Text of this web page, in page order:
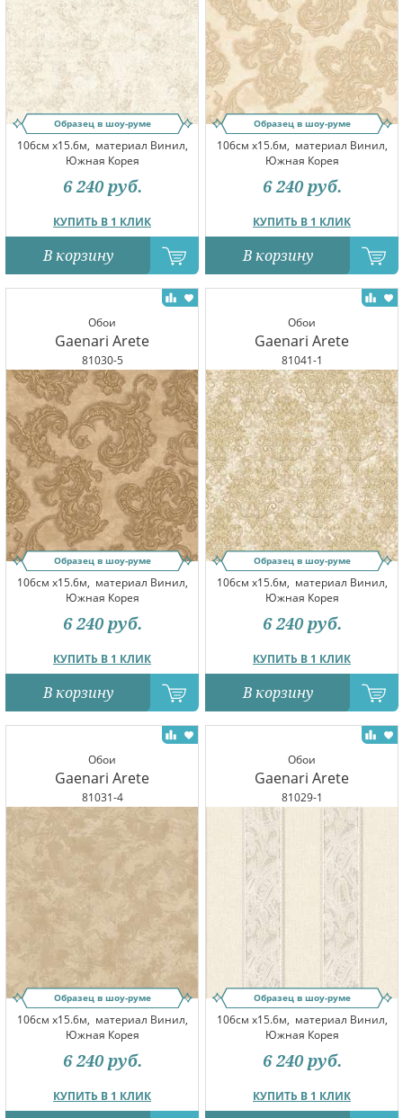
Образец в шоу-руме
106см x15.6м, материал Винил,
Южная Корея
КУПИТЬ В 1 КЛИК
6 240 руб.
В корзину
Образец в шоу-руме
106см x15.6м, материал Винил,
Южная Корея
КУПИТЬ В 1 КЛИК
6 240 руб.
В корзину
Обои
Gaenari Arete
81030-5
Образец в шоу-руме
106см x15.6м, материал Винил,
Южная Корея
КУПИТЬ В 1 КЛИК
6 240 руб.
В корзину
Обои
Gaenari Arete
81041-1
Образец в шоу-руме
106см x15.6м, материал Винил,
Южная Корея
КУПИТЬ В 1 КЛИК
6 240 руб.
В корзину
Обои
Gaenari Arete
81031-4
Образец в шоу-руме
106см x15.6м, материал Винил,
Южная Корея
КУПИТЬ В 1 КЛИК
6 240 руб.
Обои
Gaenari Arete
81029-1
Образец в шоу-руме
106см x15.6м, материал Винил,
Южная Корея
КУПИТЬ В 1 КЛИК
6 240 руб.